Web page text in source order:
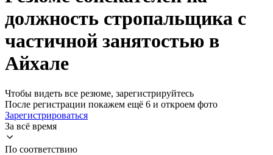
должность стропальщика с
частичной занятостью в
Айхале
Чтобы видеть все резюме, зарегистрируйтесь
После регистрации покажем ещё 6 и откроем фото
Зарегистрироваться
За всё время
По соответствию